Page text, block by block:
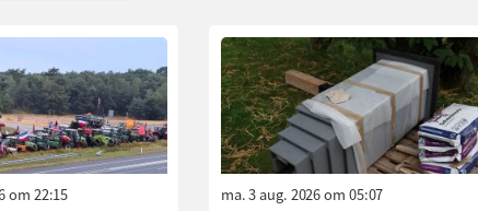
om 22:15 ma. 3 aug. 2026 om 05:07